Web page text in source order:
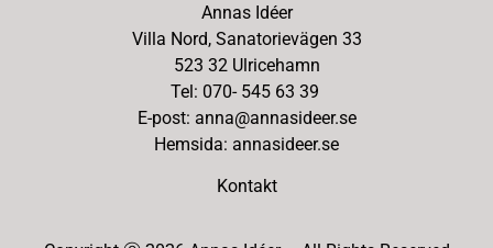
Annas Idéer
Villa Nord, Sanatorievägen 33
523 32 Ulricehamn
Tel: 070- 545 63 39
E-post: anna@annasideer.se
Hemsida: annasideer.se
Kontakt